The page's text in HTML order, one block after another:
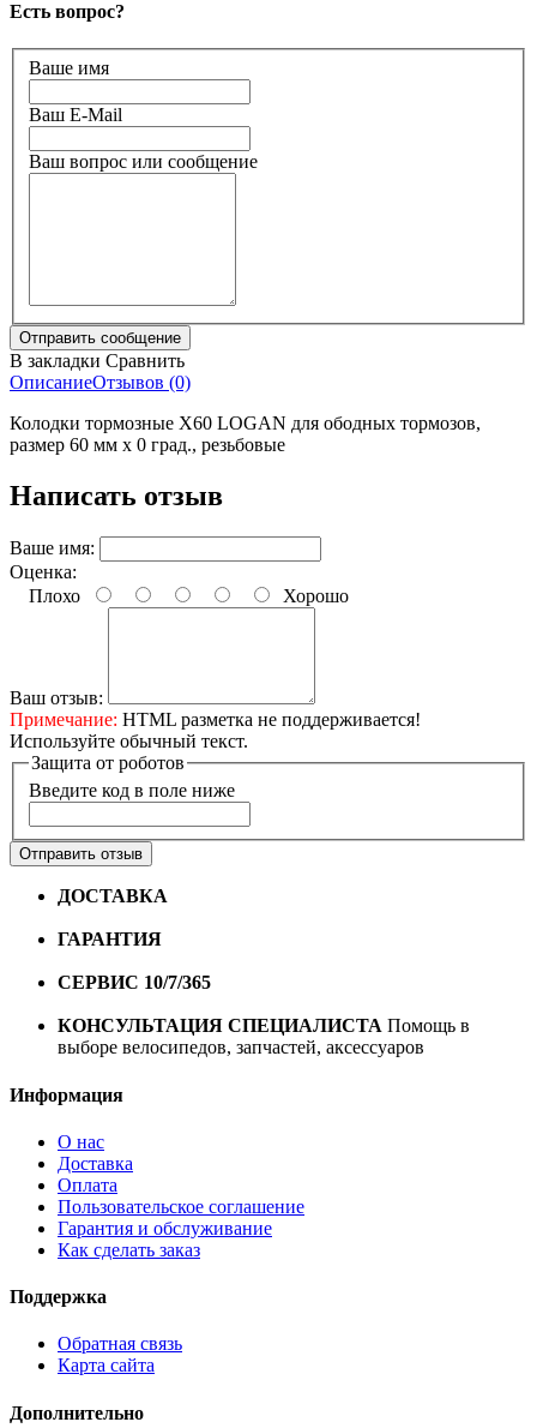
Есть вопрос?
Ваше имя
Ваш E-Mail
Ваш вопрос или сообщение
В закладки Сравнить
ОписаниеОтзывов (0)
Колодки тормозные X60 LOGAN для ободных тормозов,
размер 60 мм х 0 град., резьбовые
Написать отзыв
Ваше имя:
Оценка:
Плохо
Хорошо
Ваш отзыв:
Примечание: HTML разметка не поддерживается!
Используйте обычный текст.
Защита от роботов
Введите код в поле ниже
Отправить отзыв
ДОСТАВКА
ГАРАНТИЯ
СЕРВИС 10/7/365
КОНСУЛЬТАЦИЯ СПЕЦИАЛИСТА Помощь в
выборе велосипедов, запчастей, аксессуаров
Информация
О нас
Доставка
Оплата
Пользовательское соглашение
Гарантия и обслуживание
Как сделать заказ
Поддержка
Обратная связь
Карта сайта
Дополнительно